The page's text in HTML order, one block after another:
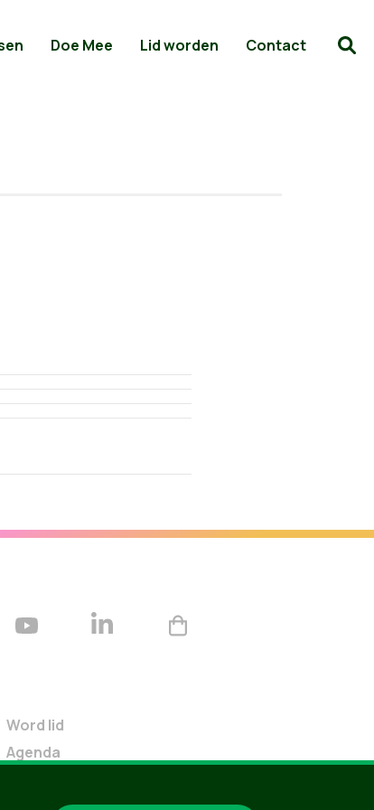
Doe Mee Lid worden Contact
Word lid
Agenda